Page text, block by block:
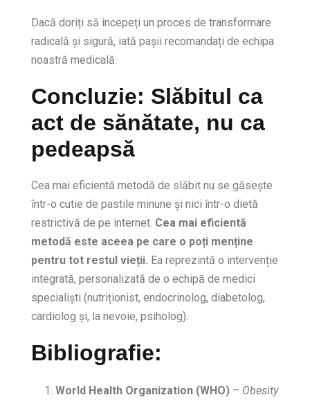
Dacă doriți să începeți un proces de transformare
radicală și sigură, iată pașii recomandați de echipa
noastră medicală:
Concluzie: Slăbitul ca
act de sănătate, nu ca
pedeapsă
Cea mai eficientă metodă de slăbit nu se găsește
într-o cutie de pastile minune și nici într-o dietă
restrictivă de pe internet. Cea mai eficientă
metodă este aceea pe care o poți menține
pentru tot restul vieții. Ea reprezintă o intervenție
integrată, personalizată de o echipă de medici
specialiști (nutriționist, endocrinolog, diabetolog,
cardiolog și, la nevoie, psiholog).
Bibliografie:
World Health Organization (WHO) – Obesity